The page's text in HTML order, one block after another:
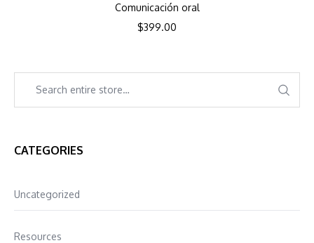
Comunicación oral
$399.00
CATEGORIES
Uncategorized
Resources